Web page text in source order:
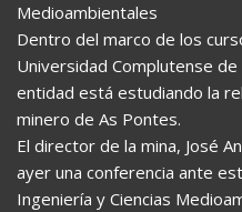
Medioambientales
Dentro del marco de los
Universidad Complutense de
entidad está estudiando la
minero de As Pontes.
El director de la mina, José
ayer una conferencia ante
Ingeniería y Ciencias